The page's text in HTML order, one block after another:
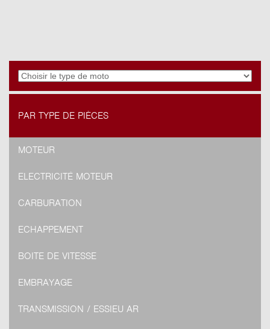
PAR TYPE DE PIÈCES
MOTEUR
ELECTRICITÉ MOTEUR
CARBURATION
ECHAPPEMENT
BOITE DE VITESSE
EMBRAYAGE
TRANSMISSION / ESSIEU AR